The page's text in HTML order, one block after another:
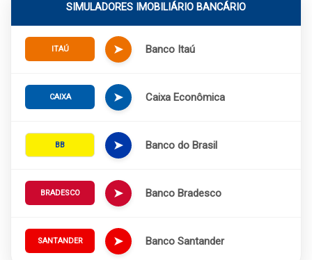
SIMULADORES IMOBILIÁRIO BANCÁRIO
ITAÚ ➤ Banco Itaú
CAIXA ➤ Caixa Econômica
BB ➤ Banco do Brasil
BRADESCO ➤ Banco Bradesco
SANTANDER ➤ Banco Santander